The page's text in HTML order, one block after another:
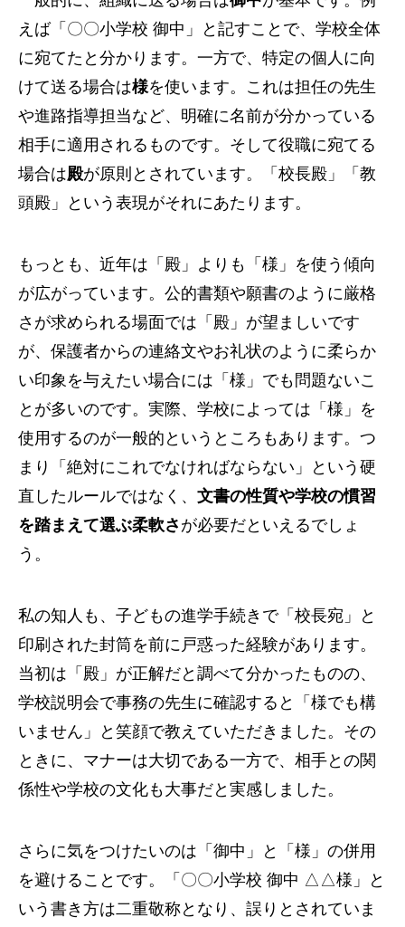
えば「〇〇小学校 御中」と記すことで、学校全体
に宛てたと分かります。一方で、特定の個人に向
けて送る場合は様を使います。これは担任の先生
や進路指導担当など、明確に名前が分かっている
相手に適用されるものです。そして役職に宛てる
場合は殿が原則とされています。「校長殿」「教
頭殿」という表現がそれにあたります。
もっとも、近年は「殿」よりも「様」を使う傾向
が広がっています。公的書類や願書のように厳格
さが求められる場面では「殿」が望ましいです
が、保護者からの連絡文やお礼状のように柔らか
い印象を与えたい場合には「様」でも問題ないこ
とが多いのです。実際、学校によっては「様」を
使用するのが一般的というところもあります。つ
まり「絶対にこれでなければならない」という硬
直したルールではなく、 文書の性質や学校の慣習
を踏まえて選ぶ柔軟さ が必要だといえるでしょ
う。
私の知人も、子どもの進学手続きで「校長宛」と
印刷された封筒を前に戸惑った経験があります。
当初は「殿」が正解だと調べて分かったものの、
学校説明会で事務の先生に確認すると「様でも構
いません」と笑顔で教えていただきました。その
ときに、マナーは大切である一方で、相手との関
係性や学校の文化も大事だと実感しました。
さらに気をつけたいのは「御中」と「様」の併用
を避けることです。「〇〇小学校 御中 △△様」と
いう書き方は二重敬称となり、誤りとされていま